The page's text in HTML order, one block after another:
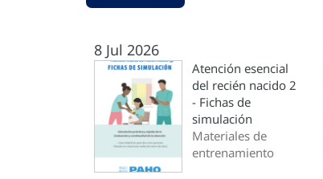
8 Jul 2026
Atención esencial
del recién nacido 2
- Fichas de
simulación
Materiales de
entrenamiento